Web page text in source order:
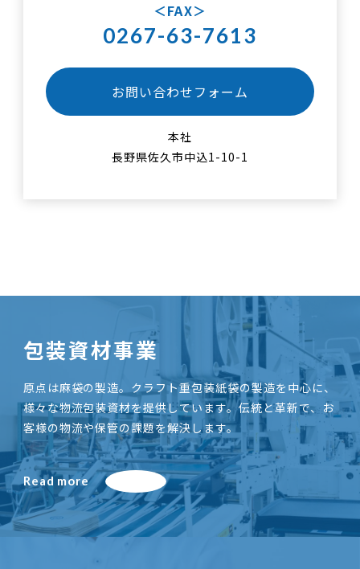
FAX
0267-63-7613
お問い合わせフォーム
本社
長野県佐久市中込1-10-1
包装資材事業
原点は麻袋の製造。クラフト重包装紙袋の製造を中心に、
様々な物流包装資材を提供しています。伝統と革新で、お
客様の物流や保管の課題を解決します。
Read more